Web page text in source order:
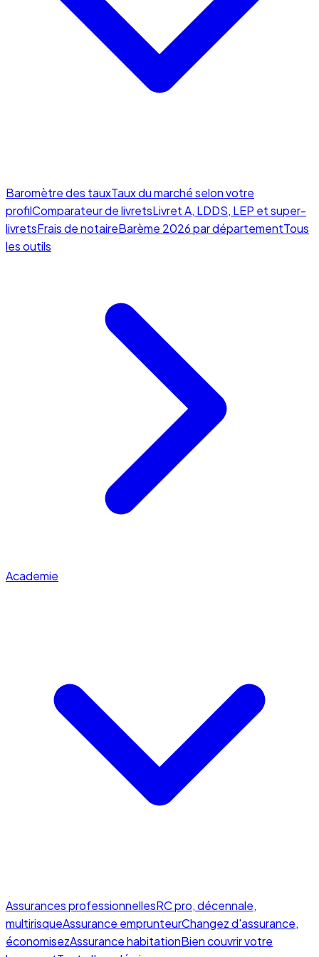
Baromètre des tauxTaux du marché selon votre
profilComparateur de livretsLivret A, LDDS, LEP et super-
livretsFrais de notaireBarème 2026 par départementTous
les outils
Academie
Assurances professionnellesRC pro, décennale,
multirisqueAssurance emprunteurChangez d'assurance,
économisezAssurance habitationBien couvrir votre